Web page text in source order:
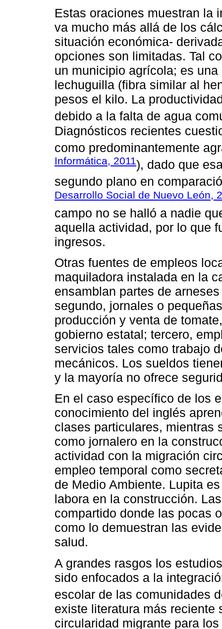
Estas oraciones muestran la
va mucho más allá de los
situación económica-
opciones son limitadas. Tal
un municipio agrícola; es
lechuguilla (fibra similar al
pesos el kilo. La
debido a la falta de agua
Diagnósticos recientes
como predominantemente
Informática, 2011), dado que
segundo plano en
Desarrollo Social de Nuevo León,
campo no se halló a nadie
aquella actividad, por lo que
ingresos.
Otras fuentes de empleos
maquiladora instalada en la
ensamblan partes de
segundo, jornales o
producción y venta de
gobierno estatal; tercero,
servicios tales como trabajo
mecánicos. Los sueldos
y la mayoría no ofrece
En el caso específico de los
conocimiento del inglés
clases particulares, mientras
como jornalero en la
actividad con la migración
empleo temporal como
de Medio Ambiente. Lupita
labora en la construcción.
compartido donde las pocas
como lo demuestran las
salud.
A grandes rasgos los
sido enfocados a la
escolar de las comunidades
existe literatura más
circularidad migrante para